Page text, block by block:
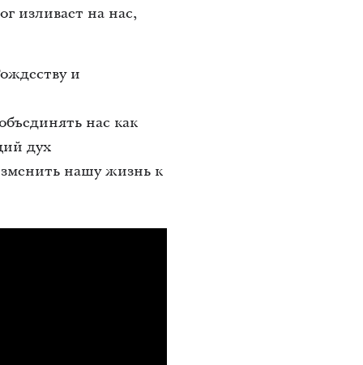
изливает на нас,
и
нас как
дух
нашу жизнь к